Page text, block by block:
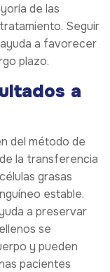
de las
Seguir
a favorecer
plazo.
a
del método de
la transferencia
grasas
estable.
a preservar
se
y pueden
pacientes